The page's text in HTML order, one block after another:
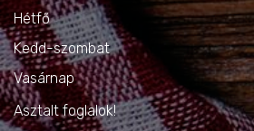
Hétfő
Kedd-szombat
Vasárnap
Asztalt foglalok!